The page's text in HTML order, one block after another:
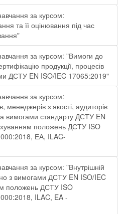
за курсом:
та її оцінювання під час
за курсом: "Вимоги до
продукції, процесів
ДСТУ EN ISO/IEC 17065:2019"
за курсом:
менеджерів з якості, аудиторів
вимогами стандарту ДСТУ EN
положень ДСТУ ISO
ЕА, ILAC-
за курсом: "Внутрішній
з вимогами ДСТУ EN ISO/IEC
положень ДСТУ ISO
ILAC, EA -